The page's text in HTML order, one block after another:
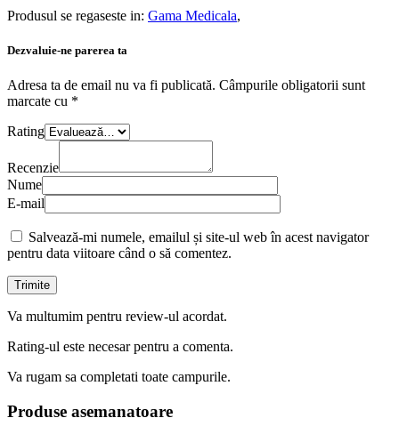
Produsul se regaseste in: Gama Medicala,
Dezvaluie-ne parerea ta
Adresa ta de email nu va fi publicată. Câmpurile obligatorii sunt
marcate cu *
Rating
Recenzie
Nume
E-mail
Salvează-mi numele, emailul și site-ul web în acest navigator
pentru data viitoare când o să comentez.
Va multumim pentru review-ul acordat.
Rating-ul este necesar pentru a comenta.
Va rugam sa completati toate campurile.
Produse asemanatoare